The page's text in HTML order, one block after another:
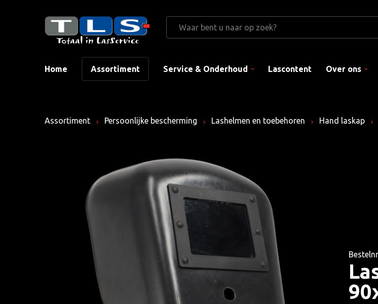
Home Assortiment Service & Onderhoud Lascontent Over ons
Assortiment Persoonlijke bescherming Lashelmen en toebehoren Hand laskap